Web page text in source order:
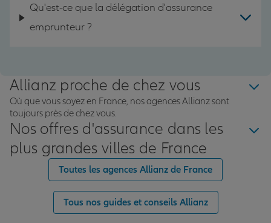
Qu'est-ce que la délégation d'assurance
emprunteur ?
Allianz proche de chez vous
Où que vous soyez en France, nos agences Allianz sont
toujours près de chez vous.
Nos offres d'assurance dans les
plus grandes villes de France
Toutes les agences Allianz de France
Tous nos guides et conseils Allianz